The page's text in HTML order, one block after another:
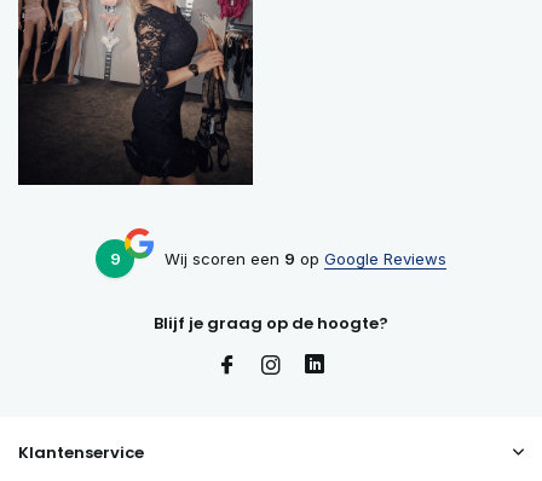
9 Wij scoren een 9 op Google Reviews
Blijf je graag op de hoogte?
Klantenservice